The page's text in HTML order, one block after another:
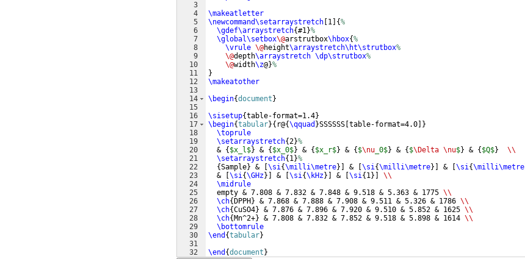
3
4
5
6
7
8
9
10
11
12
13
14
15
16
17
18
19
20
21
22
23
24
25
26
27
28
29
30
31
32
\makeatletter
\newcommand\setarraystretch 1 {%
\gdef\arraystretch{#1}%
\global\setbox\@arstrutbox\hbox{%
\vrule \@height\arraystretch\ht\strutbox%
\@depth\arraystretch \dp\strutbox%
\@width\z@}%
}
\makeatother
\begin{document }
\sisetup{table-format=1.4}
\begin{tabular}{ r@{\qquad }SSSSSS table-format=4.0 ]}
\toprule
\setarraystretch{2}%
  &
{ $x_l$} & { $x_0$} & { $x_r$} & { $\nu _0$} & { $\Delta \nu$} & { $Q$}
\\
\setarraystretch{ 1}%
{Sample} & \si{\milli\metre}] & \si{\milli\metre}] & \si{\milli\metre
  &
\si{\GHz}] & \si{\kHz}] & \si{ 1}]
\\
\midrule
  empty & 7.808 & 7.832 & 7.848 & 9.518 & 5.363 & 1775
\\
\ch{ DPPH } & 7.868 & 7.888 & 7.908 & 9.511 & 5.326 & 1786 \\
\ch{CuSO4} & 7.876 & 7.896 & 7.920 & 9.510 & 5.852 & 1625 \\
\ch{ Mn^2+} & 7.808 & 7.832 & 7.852 & 9.518 & 5.898 & 1614 \\
\bottomrule
\end {tabular}
\end {document }